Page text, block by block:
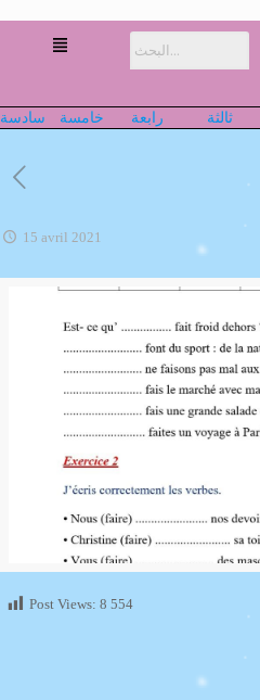
ثالثة رابعة خامسة سادسة
15 avril 2021
Post Views: 8 554